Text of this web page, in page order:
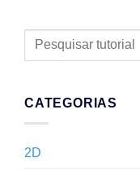
PESQUISAR
CATEGORIAS
2D